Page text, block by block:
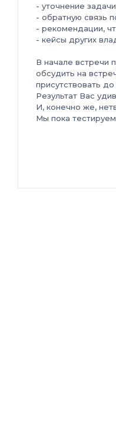
- уточнение
- обратную связь
- рекомендации,
- кейсы других
В начале встречи
обсудить на
присутствовать
Результат Вас
И, конечно же,
Мы пока